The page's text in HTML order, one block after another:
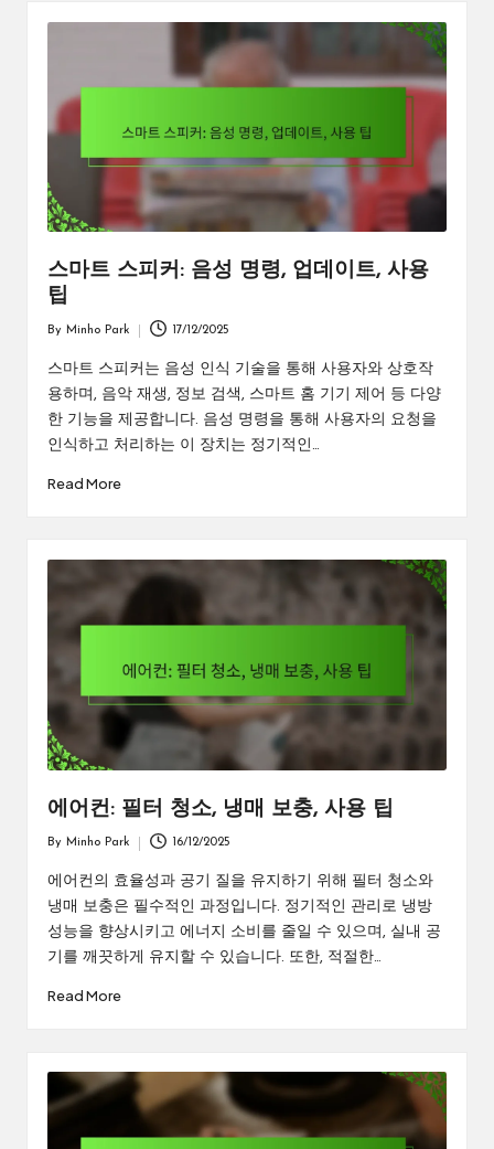
스마트 스피커: 음성 명령, 업데이트, 사용
팁
by
By Minho Park 17/12/2025
스마트 스피커는 음성 인식 기술을 통해 사용자와 상호작
용하며, 음악 재생, 정보 검색, 스마트 홈 기기 제어 등 다양
한 기능을 제공합니다. 음성 명령을 통해 사용자의 요청을
인식하고 처리하는 이 장치는 정기적인…
Read More
에어컨: 필터 청소, 냉매 보충, 사용 팁
by
By Minho Park 16/12/2025
에어컨의 효율성과 공기 질을 유지하기 위해 필터 청소와
냉매 보충은 필수적인 과정입니다. 정기적인 관리로 냉방
성능을 향상시키고 에너지 소비를 줄일 수 있으며, 실내 공
기를 깨끗하게 유지할 수 있습니다. 또한, 적절한…
Read More